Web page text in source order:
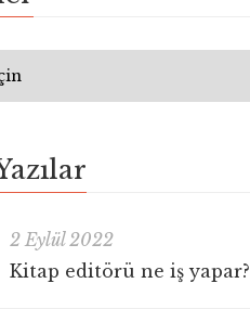
2 Eylül 2022
Kitap editörü ne iş yapar?